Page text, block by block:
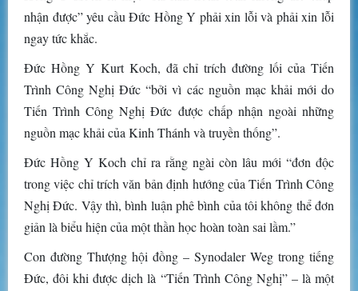
nhận được” yêu cầu Đức Hồng Y phải xin lỗi và phải xin lỗi
ngay tức khắc.
Đức Hồng Y Kurt Koch, đã chỉ trích đường lối của Tiến
Trình Công Nghị Đức “bởi vì các nguồn mạc khải mới do
Tiến Trình Công Nghị Đức được chấp nhận ngoài những
nguồn mạc khải của Kinh Thánh và truyền thống”.
Đức Hồng Y Koch chỉ ra rằng ngài còn lâu mới “đơn độc
trong việc chỉ trích văn bản định hướng của Tiến Trình Công
Nghị Đức. Vậy thì, bình luận phê bình của tôi không thể đơn
giản là biểu hiện của một thần học hoàn toàn sai lầm.”
Con đường Thượng hội đồng – Synodaler Weg trong tiếng
Đức, đôi khi được dịch là “Tiến Trình Công Nghị” – là một